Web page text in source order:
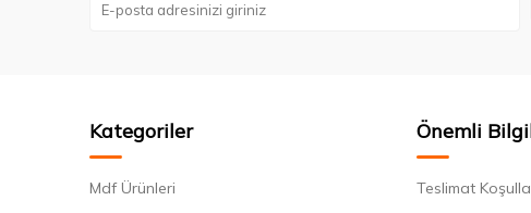
Kategoriler
Mdf Ürünleri
Önemli
Teslimat